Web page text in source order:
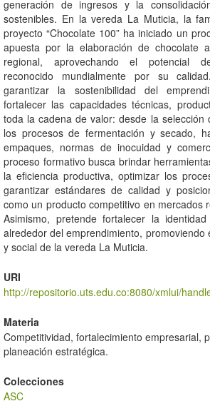
generación de ingresos y la
sostenibles. En la vereda La Muticia, la
proyecto “Chocolate 100” ha iniciado un
apuesta por la elaboración de chocolate
regional, aprovechando el potencial
reconocido mundialmente por su
garantizar la sostenibilidad del
fortalecer las capacidades técnicas,
toda la cadena de valor: desde la selección
los procesos de fermentación y secado,
empaques, normas de inocuidad y
proceso formativo busca brindar
la eficiencia productiva, optimizar los
garantizar estándares de calidad y
como un producto competitivo en mercados
Asimismo, pretende fortalecer la
alrededor del emprendimiento, promoviendo
y social de la vereda La Muticia.
URI
http://repositorio.uts.edu.co:8080/xmlui/
Materia
Competitividad, fortalecimiento empresarial,
planeación estratégica.
Colecciones
ASC